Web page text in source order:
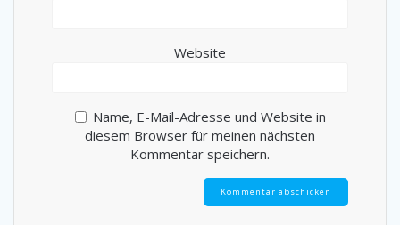
Website
Name, E-Mail-Adresse und Website in
diesem Browser für meinen nächsten
Kommentar speichern.